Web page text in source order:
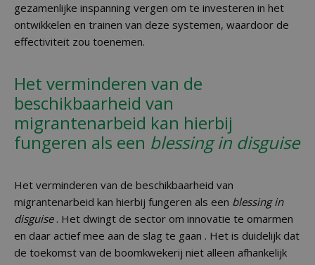
gezamenlijke inspanning vergen om te investeren in het
ontwikkelen en trainen van deze systemen, waardoor de
effectiviteit zou toenemen.
Het verminderen van de
beschikbaarheid van
migrantenarbeid kan hierbij
fungeren als een blessing in disguise
Het verminderen van de beschikbaarheid van
migrantenarbeid kan hierbij fungeren als een blessing in
disguise . Het dwingt de sector om innovatie te omarmen
en daar actief mee aan de slag te gaan . Het is duidelijk dat
de toekomst van de boomkwekerij niet alleen afhankelijk